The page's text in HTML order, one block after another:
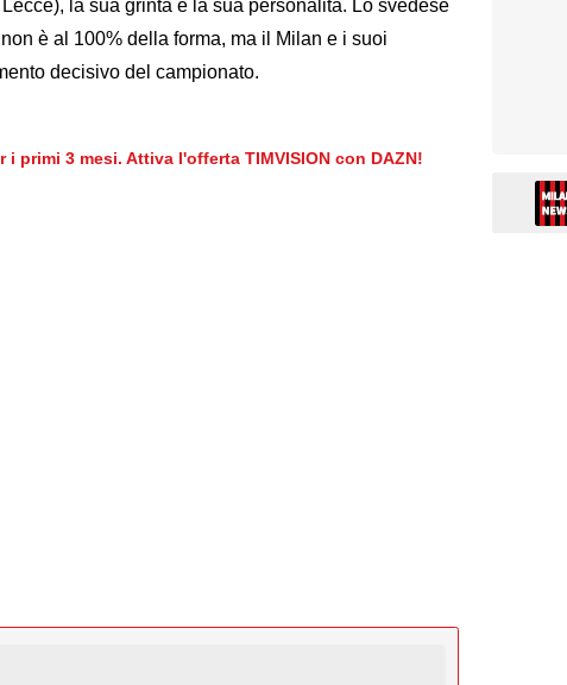
la sua grinta e la sua personalità. Lo svedese
è al 100% della forma, ma il Milan e i suoi
decisivo del campionato.
i primi 3 mesi. Attiva l'offerta TIMVISION con DAZN!